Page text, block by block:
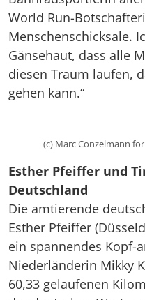
World Run-
Menschenschicksale.
Gänsehaut, dass alle
diesen Traum laufen,
gehen kann.“
(c) Marc Conzelmann
Esther Pfeiffer und
Deutschland
Die amtierende
Esther Pfeiffer
ein spannendes Kopf-
Niederländerin Mikky
60,33 gelaufenen